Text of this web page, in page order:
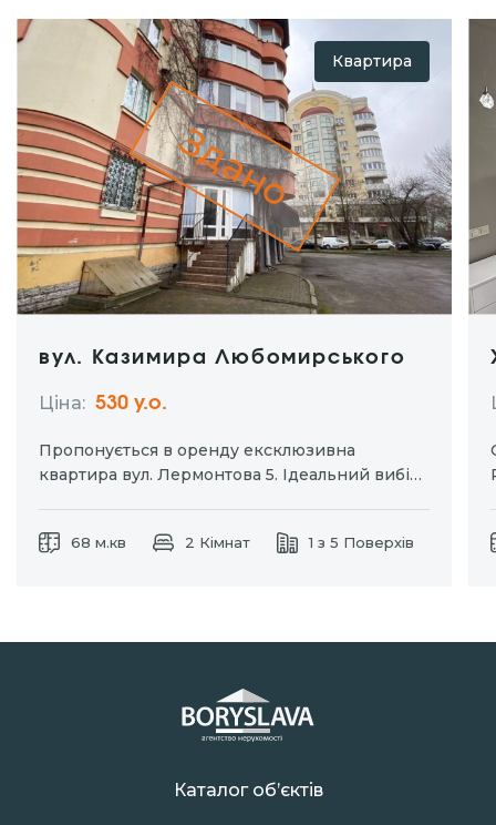
Квартира
Здано
вул. Казимира Любомирського
Ціна: 530 y.о.
Пропонується в оренду ексклюзивна
квартира вул. Лермонтова 5. Ідеальний вибір
затишком власного простору без зайвих
Кухня-студія та…
68 м.кв 2 Кімнат 1 з 5 Поверхів
Каталог об’єктів